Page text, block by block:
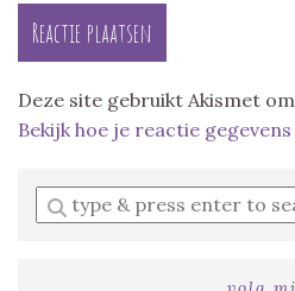
Deze site gebruikt Akismet
Bekijk hoe je reactie
Enter
a